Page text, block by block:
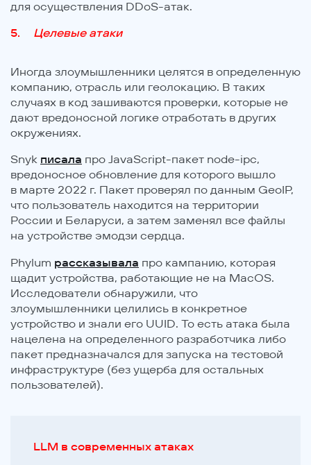
для осуществления DDoS-атак.
Целевые атаки
Иногда злоумышленники целятся в определенную
компанию, отрасль или геолокацию. В таких
случаях в код зашиваются проверки, которые не
дают вредоносной логике отработать в других
окружениях.
Snyk писала про JavaScript-пакет node-ipc,
вредоносное обновление для которого вышло
в марте 2022 г. Пакет проверял по данным GeoIP,
что пользователь находится на территории
России и Беларуси, а затем заменял все файлы
на устройстве эмодзи сердца.
Phylum рассказывала про кампанию, которая
щадит устройства, работающие не на MacOS.
Исследователи обнаружили, что
злоумышленники целились в конкретное
устройство и знали его UUID. То есть атака была
нацелена на определенного разработчика либо
пакет предназначался для запуска на тестовой
инфраструктуре (без ущерба для остальных
пользователей).
LLM в современных атаках